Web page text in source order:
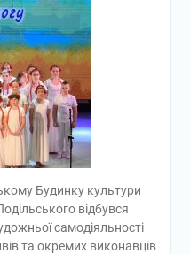
Будинку культури
відбувся
самодіяльності
та окремих виконавців